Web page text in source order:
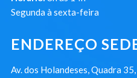
Segunda à sexta-feira
ENDEREÇO
Av. dos Holandeses, Quadra